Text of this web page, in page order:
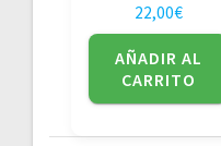
22,00€
AÑADIR AL
CARRITO